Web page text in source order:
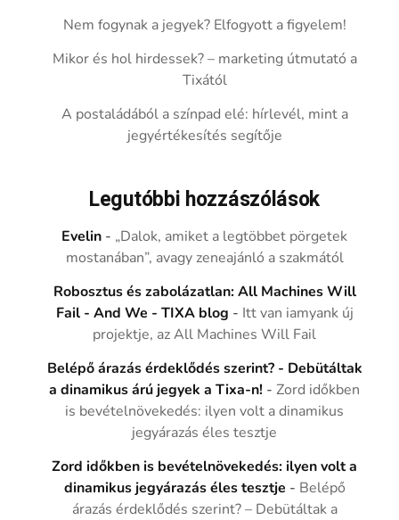
Nem fogynak a jegyek? Elfogyott a figyelem!
Mikor és hol hirdessek? – marketing útmutató a
Tixától
A postaládából a színpad elé: hírlevél, mint a
jegyértékesítés segítője
Legutóbbi hozzászólások
Evelin - „Dalok, amiket a legtöbbet pörgetek
mostanában”, avagy zeneajánló a szakmától
Robosztus és zabolázatlan: All Machines Will
Fail - And We - TIXA blog - Itt van iamyank új
projektje, az All Machines Will Fail
Belépő árazás érdeklődés szerint? - Debütáltak
a dinamikus árú jegyek a Tixa-n! -Zord időkben
is bevételnövekedés: ilyen volt a dinamikus
jegyárazás éles tesztje
Zord időkben is bevételnövekedés: ilyen volt a
dinamikus jegyárazás éles tesztje - Belépő
árazás érdeklődés szerint? – Debütáltak a